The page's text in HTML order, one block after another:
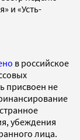
и «Усть-
в российское
присвоен не
убеждения
лица.